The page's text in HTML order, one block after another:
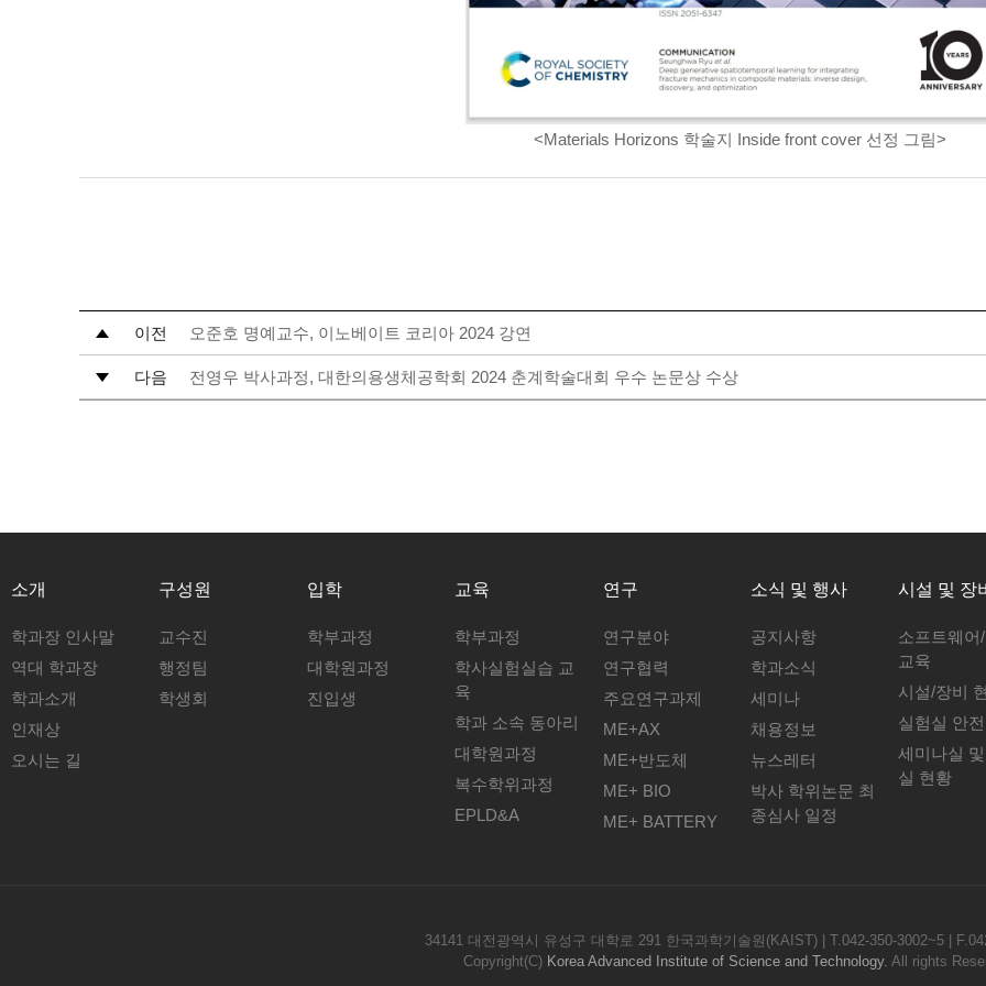
<Materials Horizons 학술지 Inside front cover 선정 그림>
이전 오준호 명예교수, 이노베이트 코리아 2024 강연
다음 전영우 박사과정, 대한의용생체공학회 2024 춘계학술대회 우수 논문상 수상
소개
학과장 인사말
역대 학과장
학과소개
인재상
오시는 길
구성원
교수진
행정팀
학생회
입학
학부과정
대학원과정
진입생
교육
학부과정
학사실험실습 교
육
학과 소속 동아리
대학원과정
복수학위과정
EPLD&A
연구
연구분야
연구협력
주요연구과제
ME+AX
ME+반도체
ME+ BIO
ME+ BATTERY
소식 및 행사
공지사항
학과소식
세미나
채용정보
뉴스레터
박사 학위논문 최
종심사 일정
시설 및 장
소프트웨어
교육
시설/장비
실험실 안전
세미나실
실 현황
34141 대전광역시 유성구 대학로 291 한국과학기술원(KAIST) | T.042-350-3002~5 |
Copyright(C) Korea Advanced Institute of Science and Technology. All rights